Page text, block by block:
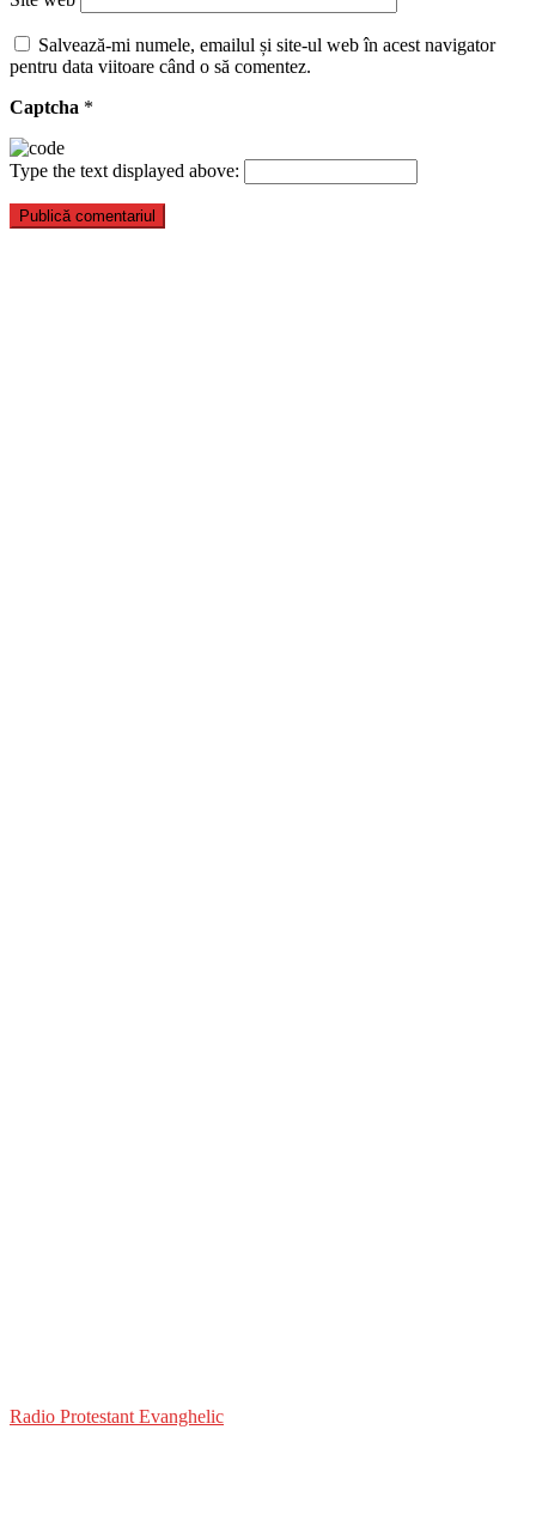
Salvează-mi numele, emailul și site-ul web în acest navigator
pentru data viitoare când o să comentez.
Captcha *
Type the text displayed above:
Radio Protestant Evanghelic